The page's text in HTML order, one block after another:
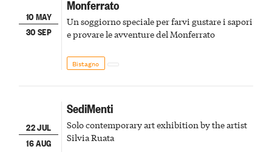
10 MAY
30 SEP
Monferrato
Un soggiorno speciale per farvi gustare i sapori
e provare le avventure del Monferrato
Bistagno
22 JUL
16 AUG
SediMenti
Solo contemporary art exhibition by the artist
Silvia Ruata